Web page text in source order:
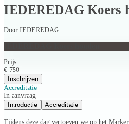
IEDEREDAG Koers
Door IEDEREDAG
Prijs
€ 750
Inschrijven
Accreditatie
In aanvraag
Introductie
Accreditatie
Tijdens deze dag vertoeven we op het